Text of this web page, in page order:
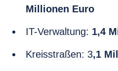
Millionen Euro
IT-Verwaltung: 1,4
Kreisstraßen: 3,1